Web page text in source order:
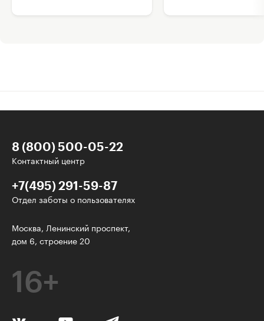
8 (800) 500-05-22
Контактный центр
+7(495) 291-59-87
Отдел заботы о пользователях
Москва, Ленинский проспект,
дом 6, строение 20
16+
Интересное - на почту!
Выберите тему рассылки
Дизайн
Программирование